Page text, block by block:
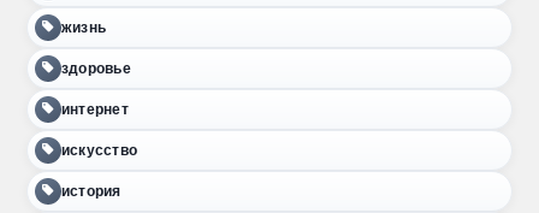
жизнь
здоровье
интернет
искусство
история